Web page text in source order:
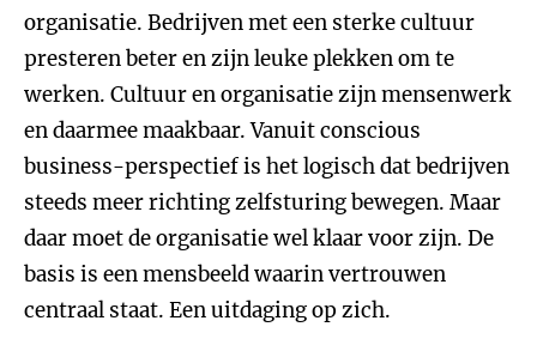
organisatie. Bedrijven met een sterke cultuur
presteren beter en zijn leuke plekken om te
werken. Cultuur en organisatie zijn mensenwerk
en daarmee maakbaar. Vanuit conscious
business-perspectief is het logisch dat bedrijven
steeds meer richting zelfsturing bewegen. Maar
daar moet de organisatie wel klaar voor zijn. De
basis is een mensbeeld waarin vertrouwen
centraal staat. Een uitdaging op zich.